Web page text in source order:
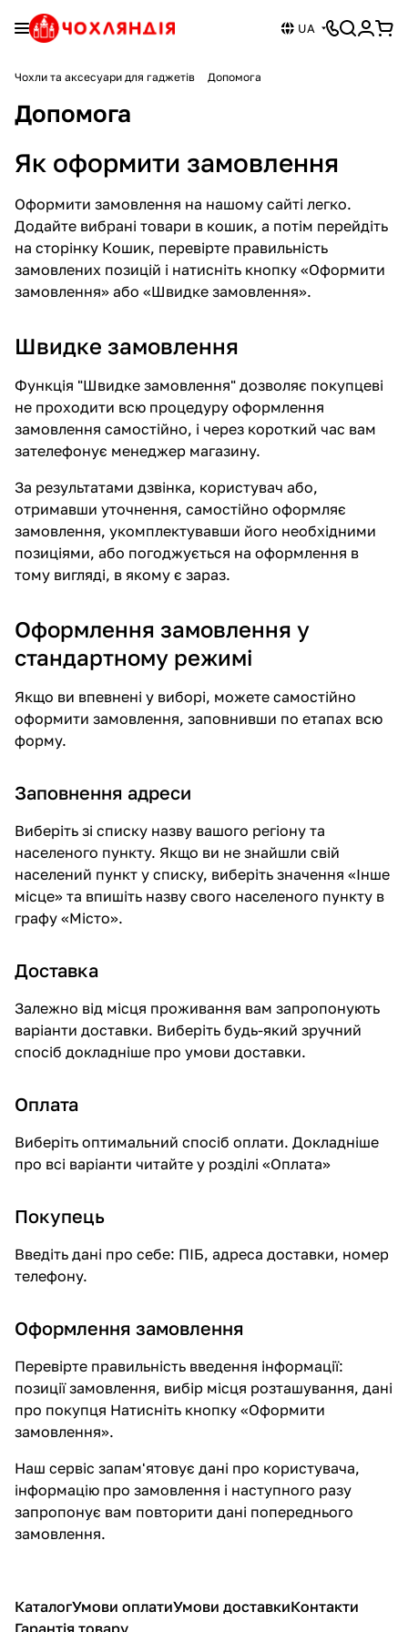
UA
Чохли та аксесуари для гаджетів Допомога
Допомога
Як оформити замовлення
Оформити замовлення на нашому сайті легко.
Додайте вибрані товари в кошик, а потім перейдіть
на сторінку Кошик, перевірте правильність
замовлених позицій і натисніть кнопку «Оформити
замовлення» або «Швидке замовлення».
Швидке замовлення
Функція "Швидке замовлення" дозволяє покупцеві
не проходити всю процедуру оформлення
замовлення самостійно, і через короткий час вам
зателефонує менеджер магазину.
За результатами дзвінка, користувач або,
отримавши уточнення, самостійно оформляє
замовлення, укомплектувавши його необхідними
позиціями, або погоджується на оформлення в
тому вигляді, в якому є зараз.
Оформлення замовлення у
стандартному режимі
Якщо ви впевнені у виборі, можете самостійно
оформити замовлення, заповнивши по етапах всю
форму.
Заповнення адреси
Виберіть зі списку назву вашого регіону та
населеного пункту. Якщо ви не знайшли свій
населений пункт у списку, виберіть значення «Інше
місце» та впишіть назву свого населеного пункту в
графу «Місто».
Доставка
Залежно від місця проживання вам запропонують
варіанти доставки. Виберіть будь-який зручний
спосіб докладніше про умови доставки.
Оплата
Виберіть оптимальний спосіб оплати. Докладніше
про всі варіанти читайте у розділі «Оплата»
Покупець
Введіть дані про себе: ПІБ, адреса доставки, номер
телефону.
Оформлення замовлення
Перевірте правильність введення інформації:
позиції замовлення, вибір місця розташування, дані
про покупця Натисніть кнопку «Оформити
замовлення».
Наш сервіс запам'ятовує дані про користувача,
інформацію про замовлення і наступного разу
запропонує вам повторити дані попереднього
замовлення.
КаталогУмови оплатиУмови доставкиКонтакти
Гарантія товару